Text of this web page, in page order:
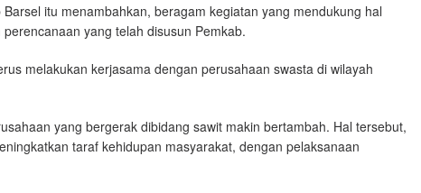
itu menambahkan, beragam kegiatan yang mendukung hal
yang telah disusun Pemkab.
melakukan kerjasama dengan perusahaan swasta di wilayah
yang bergerak dibidang sawit makin bertambah. Hal tersebut,
taraf kehidupan masyarakat, dengan pelaksanaan